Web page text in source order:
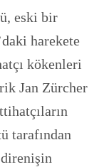
eski bir
harekete
kökenleri
Jan Zürcher
tarafından